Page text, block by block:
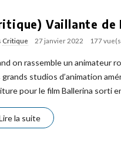
Vaillante de
Critique 27 janvier 2022 177
on rassemble un animateur
grands studios d’animation
pour le film Ballerina sorti
la suite